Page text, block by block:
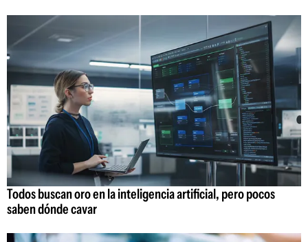
Todos buscan oro en la inteligencia artificial, pero pocos
saben dónde cavar